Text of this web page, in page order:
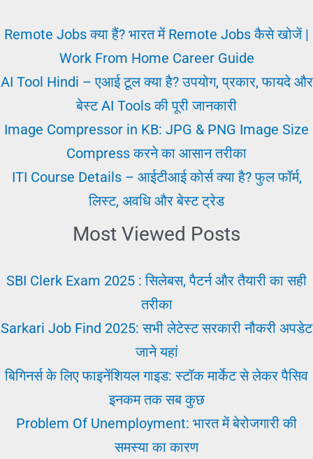
आवेदन
Remote Jobs क्या हैं? भारत में Remote Jobs कैसे खोजें |
Work From Home Career Guide
AI Tool Hindi – एआई टूल क्या है? उपयोग, प्रकार, फायदे और
बेस्ट AI Tools की पूरी जानकारी
Image Compressor in KB: JPG & PNG Image Size
Compress करने का आसान तरीका
ITI Course Details – आईटीआई कोर्स क्या है? फुल फॉर्म,
लिस्ट, अवधि और बेस्ट ट्रेड
Most Viewed Posts
SBI Clerk Exam 2025 : सिलेबस, पैटर्न और तैयारी का सही
तरीका
Sarkari Job Find 2025: सभी लेटेस्ट सरकारी नौकरी अपडेट
जाने यहां
बिगिनर्स के लिए फाइनेंशियल गाइड: स्टॉक मार्केट से लेकर पैसिव
इनकम तक सब कुछ
Problem Of Unemployment: भारत में बेरोजगारी की
समस्या का कारण